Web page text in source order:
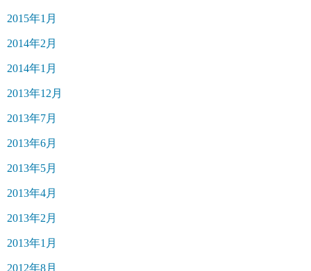
2015年1月
2014年2月
2014年1月
2013年12月
2013年7月
2013年6月
2013年5月
2013年4月
2013年2月
2013年1月
2012年8月